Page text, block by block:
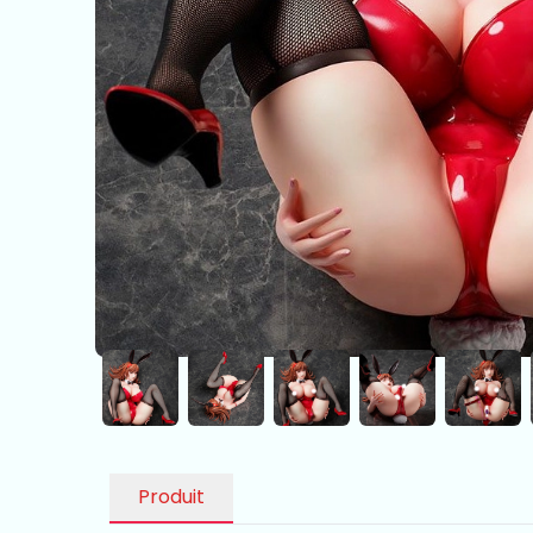
Produit